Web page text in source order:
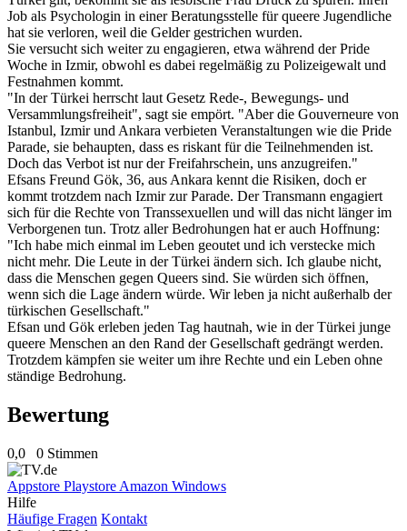
Job als Psychologin in einer Beratungsstelle für queere Jugendliche
hat sie verloren, weil die Gelder gestrichen wurden.
Sie versucht sich weiter zu engagieren, etwa während der Pride
Woche in Izmir, obwohl es dabei regelmäßig zu Polizeigewalt und
Festnahmen kommt.
"In der Türkei herrscht laut Gesetz Rede-, Bewegungs- und
Versammlungsfreiheit", sagt sie empört. "Aber die Gouverneure von
Istanbul, Izmir und Ankara verbieten Veranstaltungen wie die Pride
Parade, sie behaupten, dass es riskant für die Teilnehmenden ist.
Doch das Verbot ist nur der Freifahrschein, uns anzugreifen."
Efsans Freund Gök, 36, aus Ankara kennt die Risiken, doch er
kommt trotzdem nach Izmir zur Parade. Der Transmann engagiert
sich für die Rechte von Transsexuellen und will das nicht länger im
Verborgenen tun. Trotz aller Bedrohungen hat er auch Hoffnung:
"Ich habe mich einmal im Leben geoutet und ich verstecke mich
nicht mehr. Die Leute in der Türkei ändern sich. Ich glaube nicht,
dass die Menschen gegen Queers sind. Sie würden sich öffnen,
wenn sich die Lage ändern würde. Wir leben ja nicht außerhalb der
türkischen Gesellschaft."
Efsan und Gök erleben jeden Tag hautnah, wie in der Türkei junge
queere Menschen an den Rand der Gesellschaft gedrängt werden.
Trotzdem kämpfen sie weiter um ihre Rechte und ein Leben ohne
ständige Bedrohung.
Bewertung
0,0 0 Stimmen
Appstore Playstore Amazon Windows
Hilfe
Häufige Fragen Kontakt